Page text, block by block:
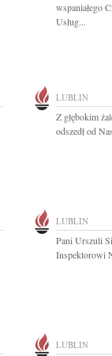
wspaniałego
Usług...
LUBLIN
Z głębokim
odszedł od
LUBLIN
Pani Urszuli
Inspektorowi
LUBLIN